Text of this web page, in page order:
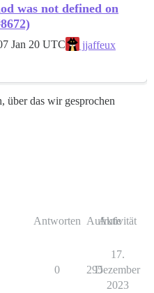
was not defined on
Jan 20 UTC
jjaffeux
über das wir gesprochen
Antworten Aufrufe
Aktivität
0 295
17.
Dezember
2023